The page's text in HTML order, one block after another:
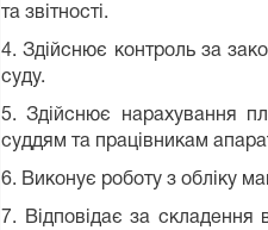
та звітності.
4. Здійснює контроль за
суду.
5. Здійснює нарахування
суддям та працівникам
6. Виконує роботу з обліку
7. Відповідає за складення